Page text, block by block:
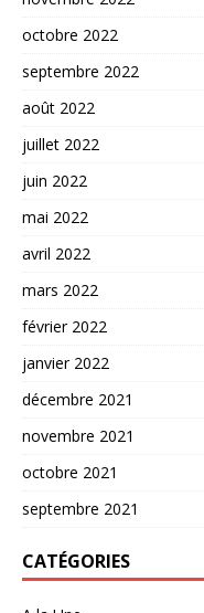
octobre 2022
septembre 2022
août 2022
juillet 2022
juin 2022
mai 2022
avril 2022
mars 2022
février 2022
janvier 2022
décembre 2021
novembre 2021
octobre 2021
septembre 2021
CATÉGORIES